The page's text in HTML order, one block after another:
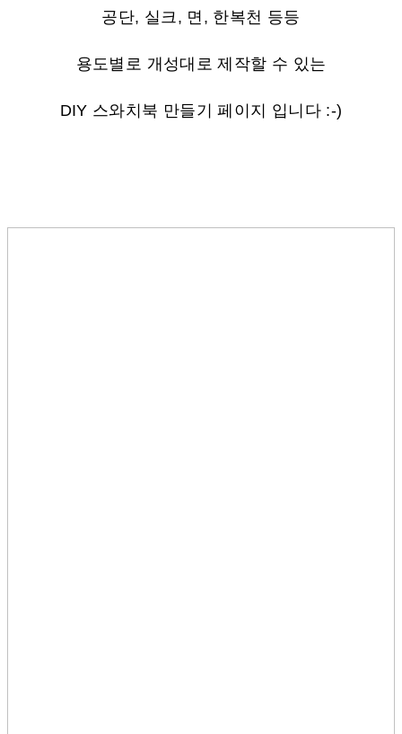
공단, 실크, 면, 한복천 등등
용도별로 개성대로 제작할 수 있는
DIY 스와치북 만들기 페이지 입니다 :-)